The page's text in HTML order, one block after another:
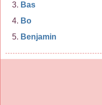
Bas
Bo
Benjamin